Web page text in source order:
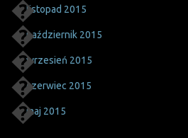
listopad 2015
październik 2015
wrzesień 2015
czerwiec 2015
maj 2015